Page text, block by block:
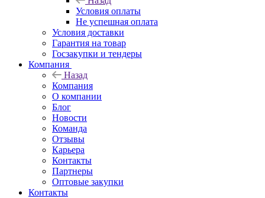
Условия оплаты
Не успешная оплата
Условия доставки
Гарантия на товар
Госзакупки и тендеры
Компания
Назад
Компания
О компании
Блог
Новости
Команда
Отзывы
Карьера
Контакты
Партнеры
Оптовые закупки
Контакты